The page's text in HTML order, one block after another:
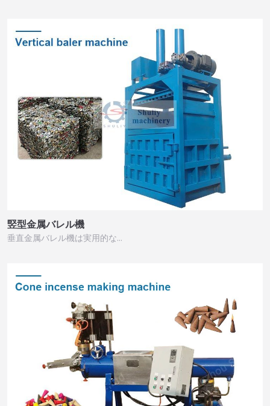
竪型金属バレル機
垂直金属バレル機は実用的な…